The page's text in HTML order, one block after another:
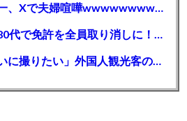
【悲報】論客米山隆一、Xで夫婦喧嘩wwwwwwwwwwww
【芸能】高橋真麻「80代で免許を全員取り消しに！」 高齢ドライバーの事故問題で、高齢者の運転免許取り消し法を提案
【🗻】「富士山きれいに撮りたい」外国人観光客のレンタカー事故が急増…「ハンドルが逆で慣れず」、道の狭さも